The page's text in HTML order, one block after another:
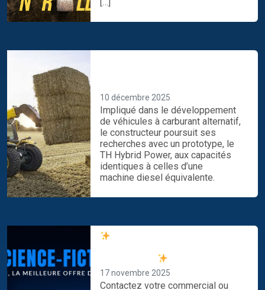
10 décembre 2025
Impliqué dans le développement
de véhicules à carburant alternatif,
le constructeur poursuit ses
recherches avec un prototype, le
TH Hybrid Power, aux capacités
identiques à celles d’une
machine diesel équivalente.
17 novembre 2025
Contactez votre commercial ou